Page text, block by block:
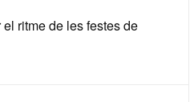
ritme de les festes de